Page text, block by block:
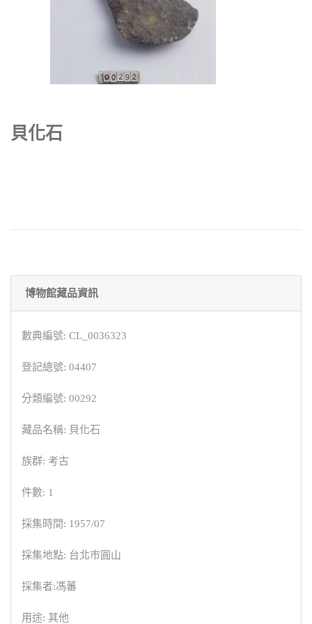
貝化石
博物館藏品資訊
數典編號: CL_0036323
登記總號: 04407
分類編號: 00292
藏品名稱: 貝化石
族群: 考古
件數: 1
採集時間: 1957/07
採集地點: 台北市圓山
採集者:馮蕃
用途: 其他